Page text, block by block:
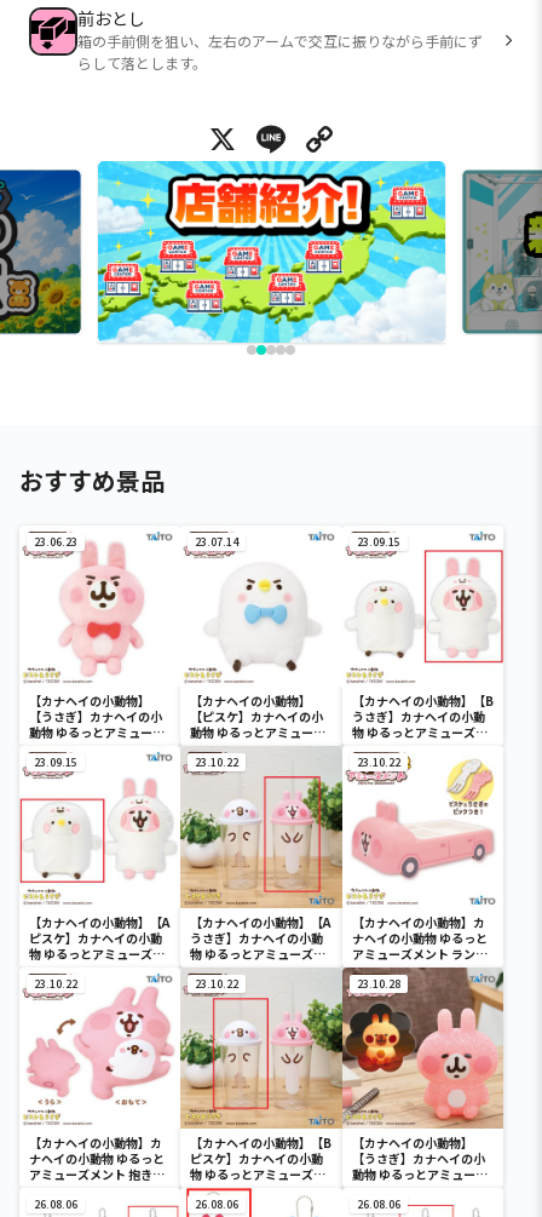
前おとし
箱の手前側を狙い、左右のアームで交互に振りながら手前にず
らして落とします。
X Line
おすすめ景品
23.06.23
【カナヘイの小動物】
【うさぎ】カナヘイの小
動物 ゆるっとアミューズ
メント おおきなぬいぐ
るみ うさぎ（おめか
し）
23.07.14
【カナヘイの小動物】
【ピスケ】カナヘイの小
動物 ゆるっとアミューズ
メント おおきなぬいぐ
るみ ピスケ（おめか
し）
23.09.15
【カナヘイの小動物】【B
うさぎ】カナヘイの小動
物 ゆるっとアミューズメ
ント お着替えぬいぐる
み おばけver.
23.09.15
【カナヘイの小動物】【A
ピスケ】カナヘイの小動
物 ゆるっとアミューズメ
み おばけver.
23.10.22
【カナヘイの小動物】【A
うさぎ】カナヘイの小動
物 ゆるっとアミューズメ
ント 蓋付きドリンクカッ
プ
23.10.22
【カナヘイの小動物】カ
ナヘイの小動物 ゆるっと
アミューズメント ランチ
プレートセット
23.10.22
【カナヘイの小動物】カ
ナヘイの小動物 ゆるっと
アミューズメント 抱きぐ
23.10.22
【カナヘイの小動物】【B
ピスケ】カナヘイの小動
物 ゆるっとアミューズメ
ント 蓋付きドリンクカッ
プ
23.10.28
【カナヘイの小動物】
【うさぎ】カナヘイの小
動物 ゆるっとアミューズ
ライト うさぎ
26.08.06 26.08.06 26.08.06